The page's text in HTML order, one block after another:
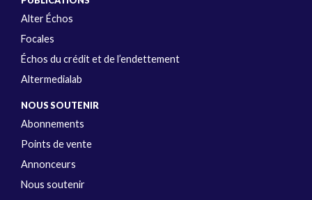
Alter Échos
Focales
Échos du crédit et de l’endettement
Altermedialab
NOUS SOUTENIR
Abonnements
Points de vente
Annonceurs
Nous soutenir